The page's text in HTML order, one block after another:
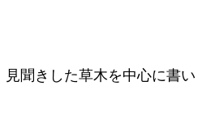
聞きした草木を中心に書い